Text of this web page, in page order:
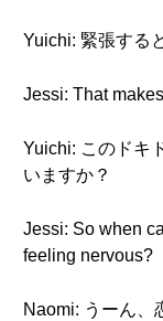
Yuichi: 緊張する
Jessi: That
Yuichi: このドキ
いますか？
Jessi: So when
feeling nervous?
Naomi: うーん、